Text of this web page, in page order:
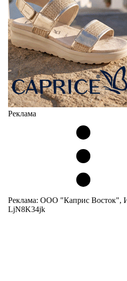
Реклама
Реклама: ООО "Каприс Восток",
LjN8K34jk